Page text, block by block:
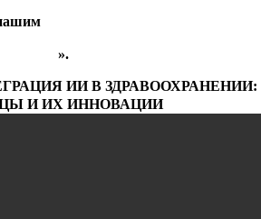
».
ИИ В ЗДРАВООХРАНЕНИИ:
И ИХ ИННОВАЦИИ